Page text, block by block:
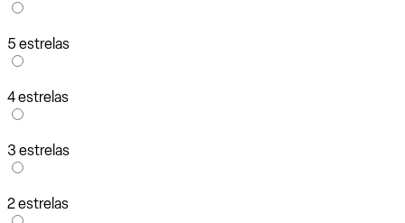
5 estrelas
4 estrelas
3 estrelas
2 estrelas